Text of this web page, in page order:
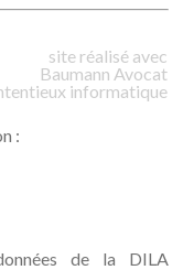
site réalisé avec
Baumann Avocat
informatique
:
de la DILA